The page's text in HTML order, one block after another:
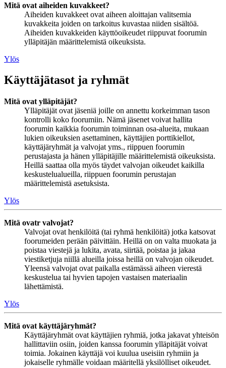
Mitä ovat aiheiden kuvakkeet?
Aiheiden kuvakkeet ovat aiheen aloittajan valitsemia
kuvakkeita joiden on tarkoitus kuvastaa niiden sisältöä.
Aiheiden kuvakkeiden käyttöoikeudet riippuvat foorumin
ylläpitäjän määrittelemistä oikeuksista.
Ylös
Käyttäjätasot ja ryhmät
Mitä ovat ylläpitäjät?
Ylläpitäjät ovat jäseniä joille on annettu korkeimman tason
kontrolli koko foorumiin. Nämä jäsenet voivat hallita
foorumin kaikkia foorumin toiminnan osa-alueita, mukaan
lukien oikeuksien asettaminen, käyttäjien porttikiellot,
käyttäjäryhmät ja valvojat yms., riippuen foorumin
perustajasta ja hänen ylläpitäjille määrittelemistä oikeuksista.
Heillä saattaa olla myös täydet valvojan oikeudet kaikilla
keskustelualueilla, riippuen foorumin perustajan
määrittelemistä asetuksista.
Ylös
Mitä ovatr valvojat?
Valvojat ovat henkilöitä (tai ryhmä henkilöitä) jotka katsovat
foorumeiden perään päivittäin. Heillä on on valta muokata ja
poistaa viestejä ja lukita, avata, siirtää, poistaa ja jakaa
viestiketjuja niillä alueilla joissa heillä on valvojan oikeudet.
Yleensä valvojat ovat paikalla estämässä aiheen vierestä
keskustelua tai hyvien tapojen vastaisen materiaalin
lähettämistä.
Ylös
Mitä ovat käyttäjäryhmät?
Käyttäjäryhmät ovat käyttäjien ryhmiä, jotka jakavat yhteisön
hallittaviin osiin, joiden kanssa foorumin ylläpitäjät voivat
toimia. Jokainen käyttäjä voi kuulua useisiin ryhmiin ja
jokaiselle ryhmälle voidaan määritellä yksilölliset oikeudet.